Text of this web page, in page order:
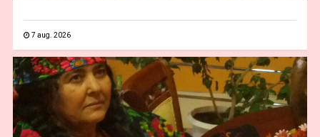
7 aug. 2026